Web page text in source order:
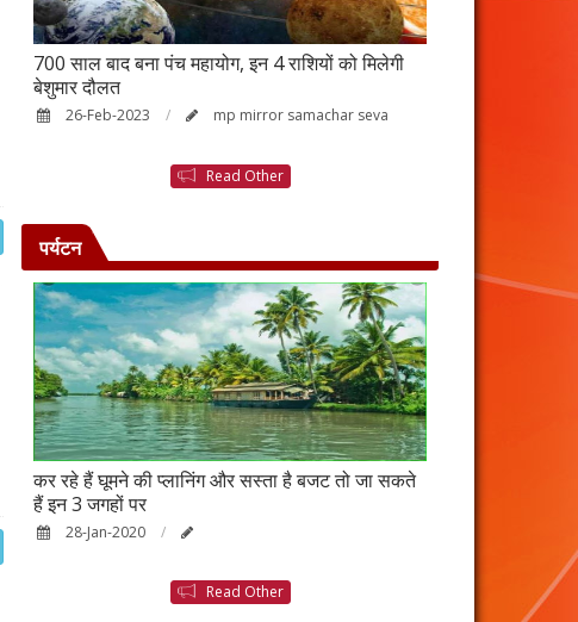
700 साल बाद बना पंच महायोग, इन 4 राशियों को मिलेगी
बेशुमार दौलत
26-Feb-2023 mp mirror samachar seva
Read Other
पर्यटन
कर रहे हैं घूमने की प्लानिंग और सस्ता है बजट तो जा सकते
हैं इन 3 जगहों पर
28-Jan-2020
Read Other